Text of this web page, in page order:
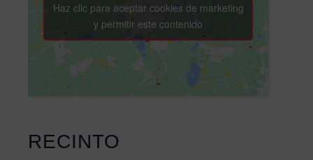
RECINTO
Haz clic para aceptar cookies de marketing
y permitir este contenido